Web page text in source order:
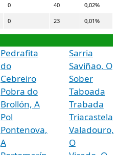
0 40 0,02%
0 23 0,01%
Pedrafita
do
Cebreiro
Pobra do
Brollón, A
Pol
Pontenova,
A
Sarria
Saviñao, O
Sober
Taboada
Trabada
Triacastela
Valadouro,
O